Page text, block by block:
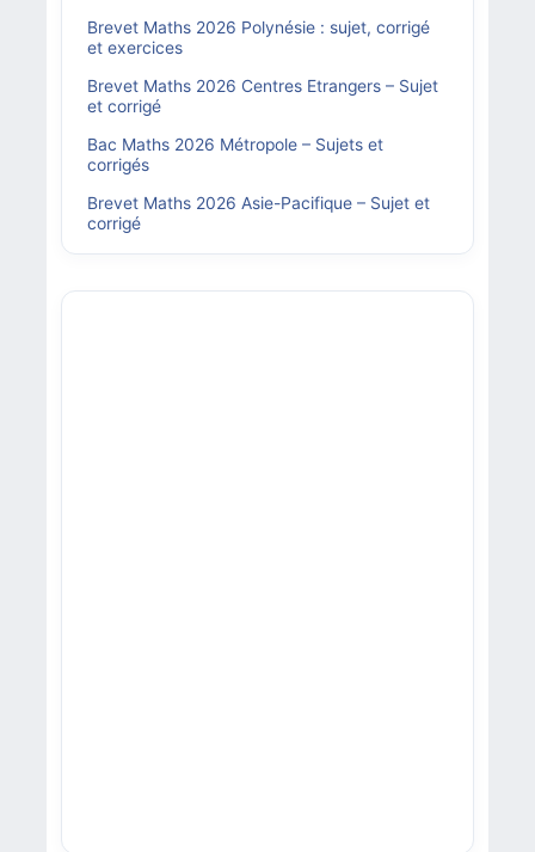
Brevet Maths 2026 Polynésie : sujet, corrigé
et exercices
Brevet Maths 2026 Centres Etrangers – Sujet
et corrigé
Bac Maths 2026 Métropole – Sujets et
corrigés
Brevet Maths 2026 Asie-Pacifique – Sujet et
corrigé